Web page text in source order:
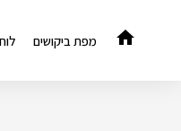
מפת ביקושים